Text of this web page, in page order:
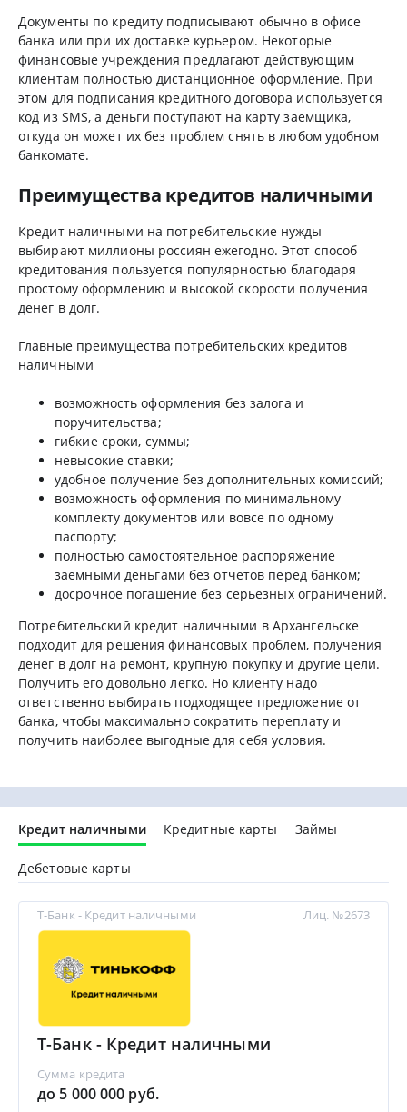
Документы по кредиту подписывают обычно в офисе
банка или при их доставке курьером. Некоторые
финансовые учреждения предлагают действующим
клиентам полностью дистанционное оформление. При
этом для подписания кредитного договора используется
код из SMS, а деньги поступают на карту заемщика,
откуда он может их без проблем снять в любом удобном
банкомате.
Преимущества кредитов наличными
Кредит наличными на потребительские нужды
выбирают миллионы россиян ежегодно. Этот способ
кредитования пользуется популярностью благодаря
простому оформлению и высокой скорости получения
денег в долг.
Главные преимущества потребительских кредитов
наличными
возможность оформления без залога и
поручительства;
гибкие сроки, суммы;
невысокие ставки;
удобное получение без дополнительных комиссий;
возможность оформления по минимальному
комплекту документов или вовсе по одному
паспорту;
полностью самостоятельное распоряжение
заемными деньгами без отчетов перед банком;
досрочное погашение без серьезных ограничений.
Потребительский кредит наличными в Архангельске
подходит для решения финансовых проблем, получения
денег в долг на ремонт, крупную покупку и другие цели.
Получить его довольно легко. Но клиенту надо
ответственно выбирать подходящее предложение от
банка, чтобы максимально сократить переплату и
получить наиболее выгодные для себя условия.
Кредит наличными Кредитные карты Займы
Дебетовые карты
Т-Банк - Кредит наличными
Т-Банк - Кредит наличными
Сумма кредита
до 5 000 000 руб.
Лиц. №2673